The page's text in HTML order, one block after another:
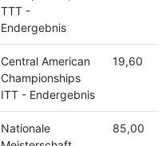
TTT -
Endergebnis
Central American
Championships
ITT - Endergebnis
19,60
Nationale
85,00